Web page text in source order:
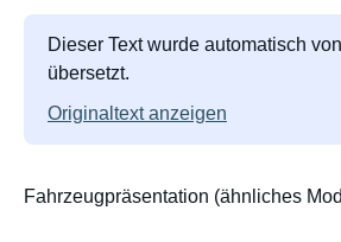
Dieser Text wurde automatisch
übersetzt.
Originaltext anzeigen
Fahrzeugpräsentation (ähnliches